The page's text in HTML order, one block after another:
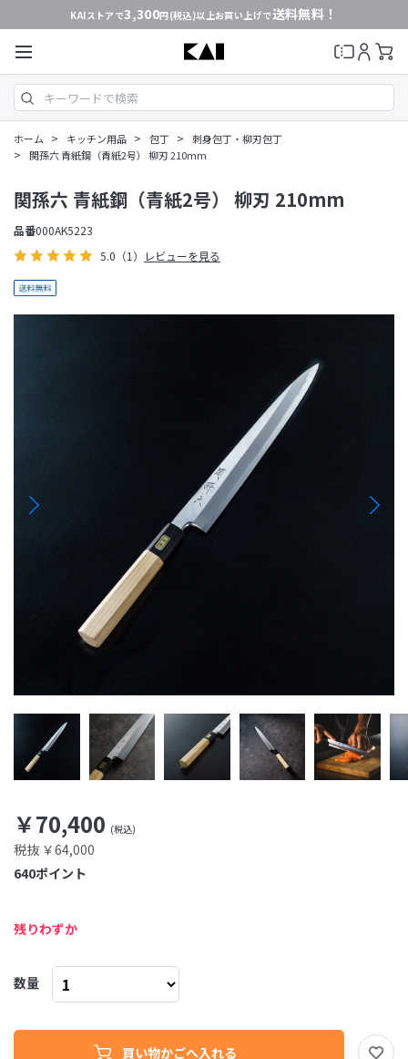
KAIストアで3,300円(税込)以上お買い上げで送料無料！
ホーム > キッチン用品 > 包丁 > 刺身包丁・柳刃包丁
> 関孫六 青紙鋼（青紙2号） 柳刃 210mm
5.0 （1） レビューを見る
関孫六 青紙鋼（青紙2号） 柳刃 210mm
￥70,400
税抜 ￥64,000
品番000AK5223
ポイント
640
残りわずか
数量